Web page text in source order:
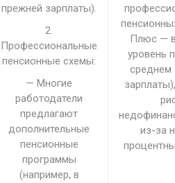
прежней зарплаты).
2.
Профессиональные
пенсионные схемы:
— Многие
работодатели
предлагают
дополнительные
пенсионные
программы
(например, в
Плюс —
уровень
среднем
из-за